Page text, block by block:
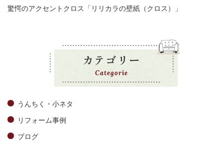
驚愕のアクセントクロス「リリカラの壁紙（クロス）」
カテゴリー
Categorie
うんちく・小ネタ
リフォーム事例
ブログ